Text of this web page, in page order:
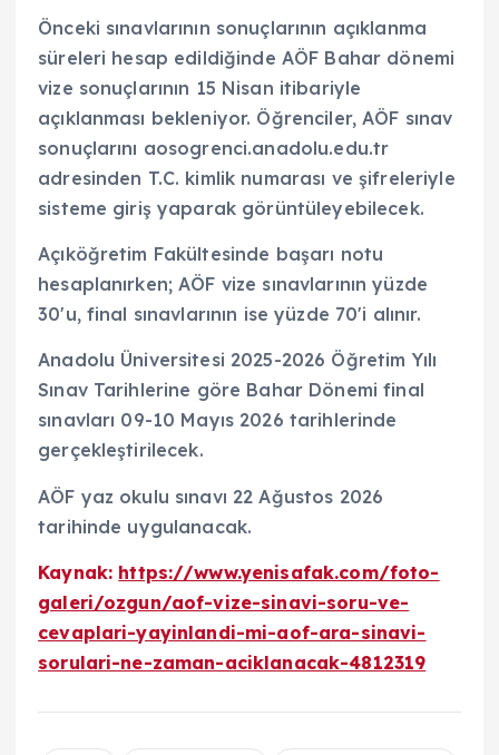
Önceki sınavlarının sonuçlarının açıklanma
süreleri hesap edildiğinde AÖF Bahar dönemi
vize sonuçlarının 15 Nisan itibariyle
açıklanması bekleniyor. Öğrenciler, AÖF sınav
sonuçlarını aosogrenci.anadolu.edu.tr
adresinden T.C. kimlik numarası ve şifreleriyle
sisteme giriş yaparak görüntüleyebilecek.
Açıköğretim Fakültesinde başarı notu
hesaplanırken; AÖF vize sınavlarının yüzde
30'u, final sınavlarının ise yüzde 70'i alınır.
Anadolu Üniversitesi 2025-2026 Öğretim Yılı
Sınav Tarihlerine göre Bahar Dönemi final
sınavları 09-10 Mayıs 2026 tarihlerinde
gerçekleştirilecek.
AÖF yaz okulu sınavı 22 Ağustos 2026
tarihinde uygulanacak.
Kaynak: https://www.yenisafak.com/foto-
galeri/ozgun/aof-vize-sinavi-soru-ve-
cevaplari-yayinlandi-mi-aof-ara-sinavi-
sorulari-ne-zaman-aciklanacak-4812319